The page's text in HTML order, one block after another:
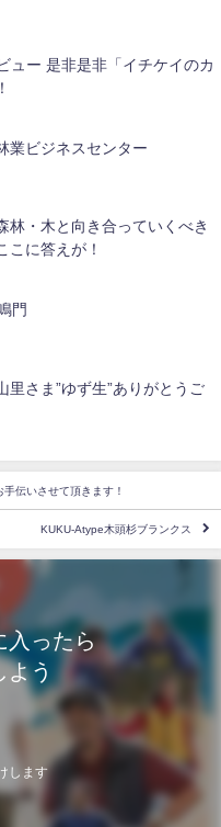
ュー 是非是非「イチケイのカ
業ビジネスセンター
林・木と向き合っていくべき
に答えが！
門
里さま”ゆず生”ありがとうご
伝いさせて頂きます！
KUKU-Atype木頭杉ブランクス
入ったら
よう
します